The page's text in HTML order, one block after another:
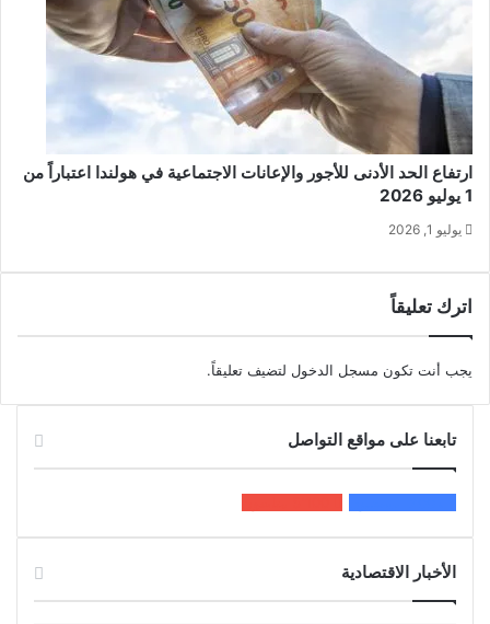
ارتفاع الحد الأدنى للأجور والإعانات الاجتماعية في هولندا اعتباراً من
1 يوليو 2026
يوليو 1, 2026
اترك تعليقاً
يجب أنت تكون مسجل الدخول لتضيف تعليقاً.
تابعنا على مواقع التواصل
الأخبار الاقتصادية